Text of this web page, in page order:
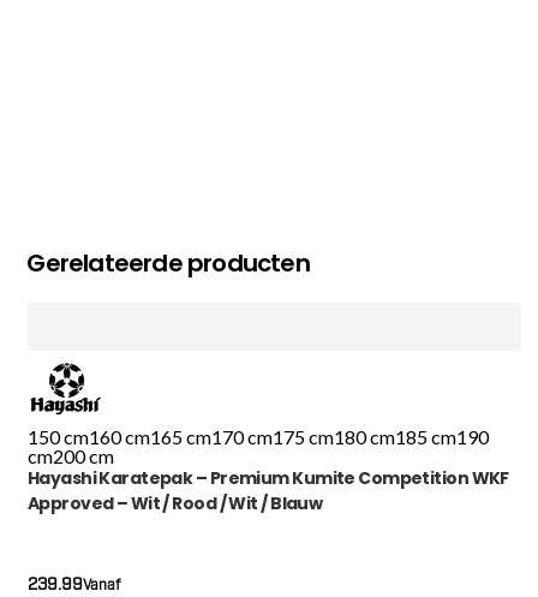
Gerelateerde producten
150 cm160 cm165 cm170 cm175 cm180 cm185 cm190
cm200 cm
Hayashi Karatepak – Premium Kumite Competition WKF
Approved – Wit / Rood / Wit / Blauw
Vanaf
239.99